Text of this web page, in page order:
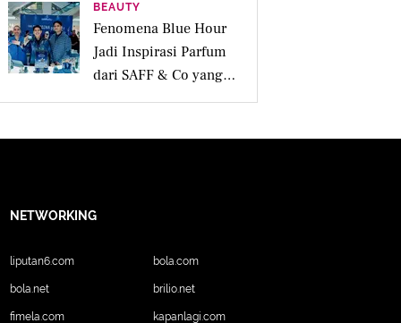
BEAUTY
Fenomena Blue Hour
Jadi Inspirasi Parfum
dari SAFF & Co yang
Beraroma Hangat dan
NETWORKING
liputan6.com bola.com
bola.net brilio.net
fimela.com kapanlagi.com